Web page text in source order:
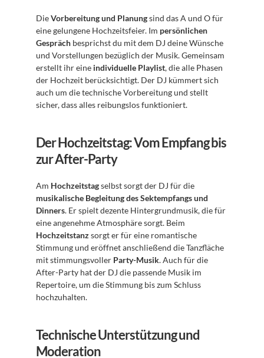
Die Vorbereitung und Planung sind das A und O für
eine gelungene Hochzeitsfeier. Im persönlichen
Gespräch besprichst du mit dem DJ deine Wünsche
und Vorstellungen bezüglich der Musik. Gemeinsam
erstellt ihr eine individuelle Playlist, die alle Phasen
der Hochzeit berücksichtigt. Der DJ kümmert sich
auch um die technische Vorbereitung und stellt
sicher, dass alles reibungslos funktioniert.
Der Hochzeitstag: Vom Empfang bis
zur After-Party
Am Hochzeitstag
musikalische Begleitung des Sektempfangs und
Dinners. Er spielt dezente Hintergrundmusik, die für
Hochzeitstanz sorgt er für eine romantische
Stimmung und eröffnet anschließend die Tanzfläche
mit stimmungsvoller Party-Musik. Auch für die
After-Party hat der DJ die passende Musik im
Repertoire, um die Stimmung bis zum Schluss
hochzuhalten.
Technische Unterstützung und
Moderation